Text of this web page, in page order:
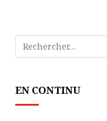
EN CONTINU